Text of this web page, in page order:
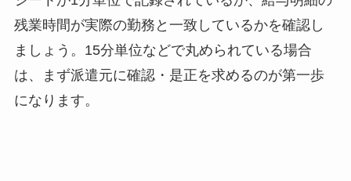
残業時間が実際の勤務と一致しているかを確認し
ましょう。15分単位などで丸められている場合
は、まず派遣元に確認・是正を求めるのが第一歩
になります。